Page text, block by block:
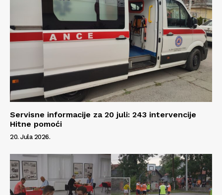
Servisne informacije za 20 juli: 243 intervencije
Hitne pomoći
20. Jula 2026.